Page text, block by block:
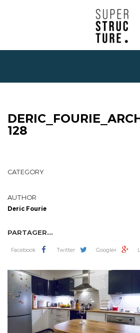
128
CATEGORY
AUTHOR
Deric Fourie
PARTAGER...
Facebook Twitter Google+